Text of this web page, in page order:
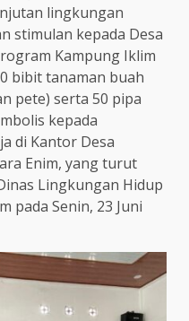
lingkungan
stimulan kepada Desa
Kampung Iklim
bibit tanaman buah
pete) serta 50 pipa
kepada
di Kantor Desa
Enim, yang turut
Lingkungan Hidup
pada Senin, 23 Juni